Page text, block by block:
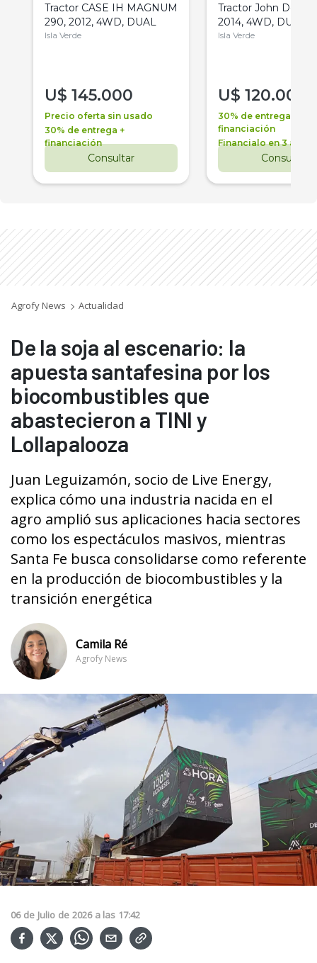
Tractor CASE IH MAGNUM
290, 2012, 4WD, DUAL
Isla Verde
U$ 145.000
Precio oferta sin usado
30% de entrega +
financiación
Consultar
Tractor John Deere
2014, 4WD, DUAL
Isla Verde
U$ 120.000
30% de entrega +
financiación
Financialo en 3 años
Consultar
Agrofy News Actualidad
De la soja al escenario: la
apuesta santafesina por los
biocombustibles que
abastecieron a TINI y
Lollapalooza
Juan Leguizamón, socio de Live Energy,
explica cómo una industria nacida en el
agro amplió sus aplicaciones hacia sectores
como los espectáculos masivos, mientras
Santa Fe busca consolidarse como referente
en la producción de biocombustibles y la
transición energética
Camila Ré
Agrofy News
06 de Julio de 2026 a las 17:42